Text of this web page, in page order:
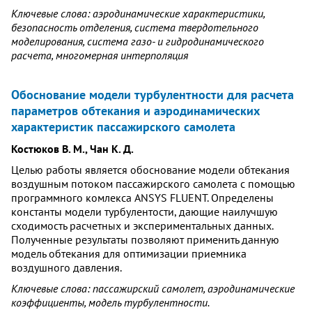
Ключевые слова: аэродинамические характеристики,
безопасность отделения, система твердотельного
моделирования, система газо- и гидродинамического
расчета, многомерная интерполяция
Обоснование модели турбулентности для расчета
параметров обтекания и аэродинамических
характеристик пассажирского самолета
Костюков В. М., Чан К. Д.
Целью работы является обоснование модели обтекания
воздушным потоком пассажирского самолета с помощью
программного комлекса ANSYS FLUENT. Определены
константы модели турбулентости, дающие наилучшую
сходимость расчетных и экспериментальных данных.
Полученные результаты позволяют применить данную
модель обтекания для оптимизации приемника
воздушного давления.
Ключевые слова: пассажирский самолет, аэродинамические
коэффициенты, модель турбулентности.